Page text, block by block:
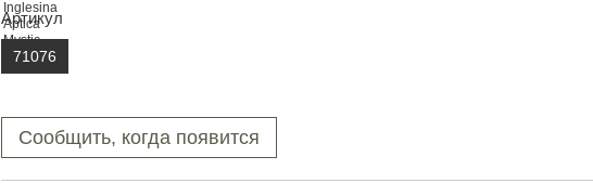
Артикул
71076
Сообщить, когда появится